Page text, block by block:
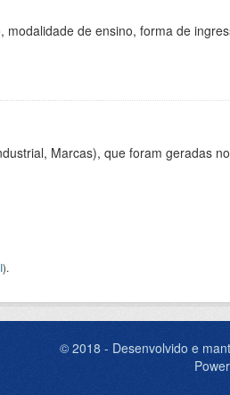
de ensino, forma de
Marcas), que foram geradas no
).
© 2018 - Desenvolvido e